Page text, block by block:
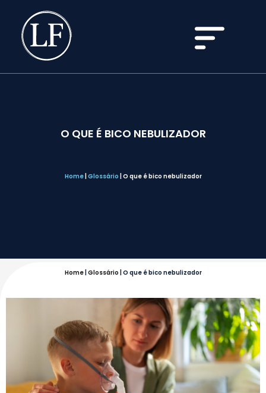
O QUE É BICO NEBULIZADOR
Home| Glossário O que é bico nebulizador
Home| Glossário O que é bico nebulizador